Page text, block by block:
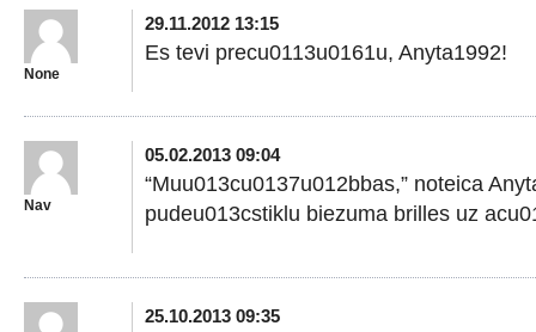
None
29.11.2012 13:15
Es tevi precu0113u0161u, Anyta1992!
Nav
05.02.2013 09:04
“Muu013cu0137u012bbas,” noteica
pudeu013cstiklu biezuma brilles uz
25.10.2013 09:35